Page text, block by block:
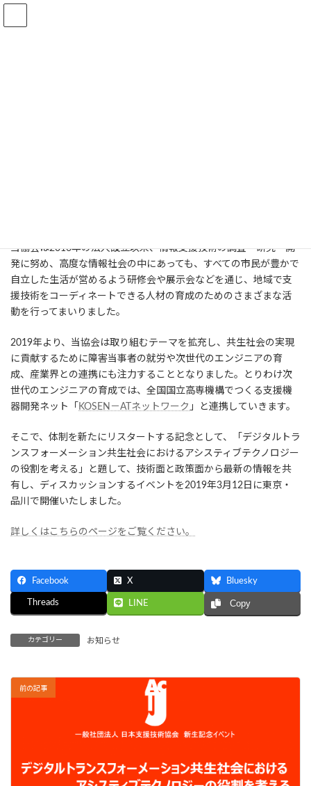
コ
ナ
新
日
時
当協会は2016年の法人設立以来、情報支援技術の調査・研究・開
発に努め、高度な情報社会の中にあっても、すべての市民が豊かで
自立した生活が営めるよう研修会や展示会などを通じ、地域で支
援技術をコーディネートできる人材の育成のためのさまざまな活
動を行ってまいりました。
2019年より、当協会は取り組むテーマを拡充し、共生社会の実現
に貢献するために障害当事者の就労や次世代のエンジニアの育
成、産業界との連携にも注力することとなりました。とりわけ次
世代のエンジニアの育成では、全国国立高専機構でつくる支援機
器開発ネット「 KOSEN－ATネットワーク 」と連携していきます。
そこで、体制を新たにリスタートする記念として、「デジタルトラ
ンスフォーメーション共生社会におけるアシスティブテクノロジー
の役割を考える」と題して、技術面と政策面から最新の情報を共
有し、ディスカッションするイベントを2019年3月12日に東京・
品川で開催いたしました。
詳しくはこちらのページをご覧ください。
Facebook X Bluesky
Threads LINE Copy
カテゴリー お知らせ
前の記事